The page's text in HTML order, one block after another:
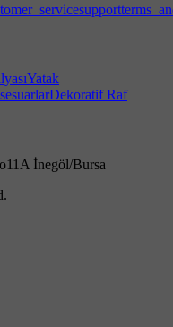
support
Yatak
Dekoratif Raf
İnegöl/Bursa